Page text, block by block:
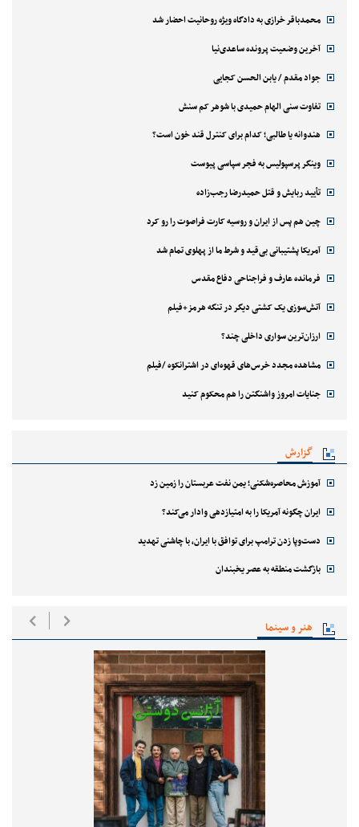
محمدباقر خرازی به دادگاه ویژه روحانیت احضار شد
آخرین وضعیت پرونده ساعدی‌نیا
جواد مقدم / یابن الحسن کجایی
تفاوت سنی الهام حمیدی با شوهر کم سنش
هندوانه یا طالبی؛ کدام‌ برای کنترل قند خون است؟
وینگر پرسپولیس به فجر سپاسی پیوست
تأیید ربایش و قتل حمیدرضا رجب‌زاده
چین هم پس از ایران و روسیه کارت فراصوت را رو کرد
آمریکا پشتیبانی بی‌قید و شرط ما از پهلوی تمام شد
فرمانده عارف و فراجناحی دفاع مقدس
آتش‌سوزی یک کشتی دیگر در تنگه هرمز+فیلم
ارزان‌ترین سواری داخلی چند؟
مشاهده مجدد خرس‌های قهوه‌ای در اشترانکوه /فیلم
جنایات امروز واشنگتن را هم محکوم کنید
گزارش
آموزش محاصره‌شکنی؛ یمن نفت عربستان را زمین زد
ایران چگونه آمریکا را به امتیازدهی وادار می‌کند؟
دست‌وپا زدن ترامپ برای توافق با ایران، با چاشنی تهدید
بازگشت منطقه به عصر یخبندان
هنر و سینما